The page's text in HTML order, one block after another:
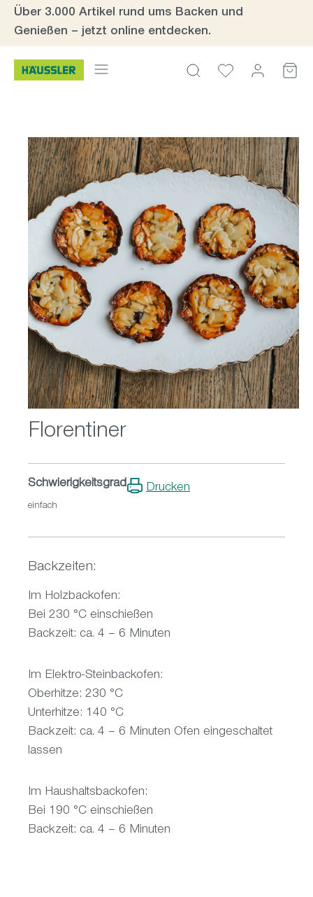
Zum Hauptinhalt springen
Über 3.000 Artikel rund ums Backen und
Genießen – jetzt online entdecken.
Bildergalerie überspringen
Florentiner
Schwierigkeitsgrad
einfach
Drucken
Backzeiten:
Im Holzbackofen:
Bei 230 °C einschießen
Backzeit: ca. 4 – 6 Minuten
Im Elektro-Steinbackofen:
Oberhitze: 230 °C
Unterhitze: 140 °C
Backzeit: ca. 4 – 6 Minuten Ofen eingeschaltet
lassen
Im Haushaltsbackofen:
Bei 190 °C einschießen
Backzeit: ca. 4 – 6 Minuten